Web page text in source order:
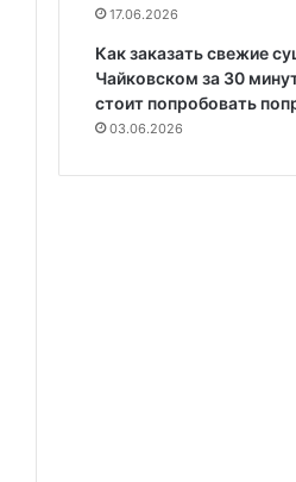
17.06.2026
Как заказать свежие
Чайковском за 30
стоит попробовать
03.06.2026